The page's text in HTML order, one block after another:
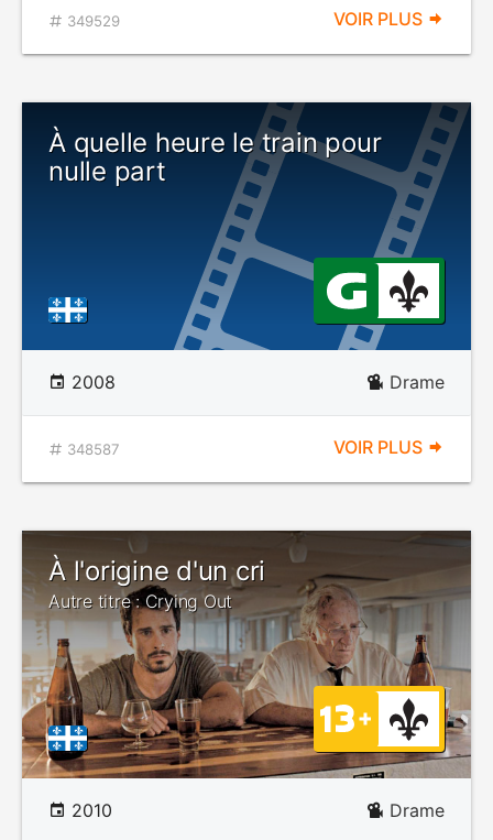
349529 VOIR PLUS
À quelle heure le train pour
nulle part
2008 Drame
348587 VOIR PLUS
À l'origine d'un cri
Autre titre : Crying Out
2010 Drame